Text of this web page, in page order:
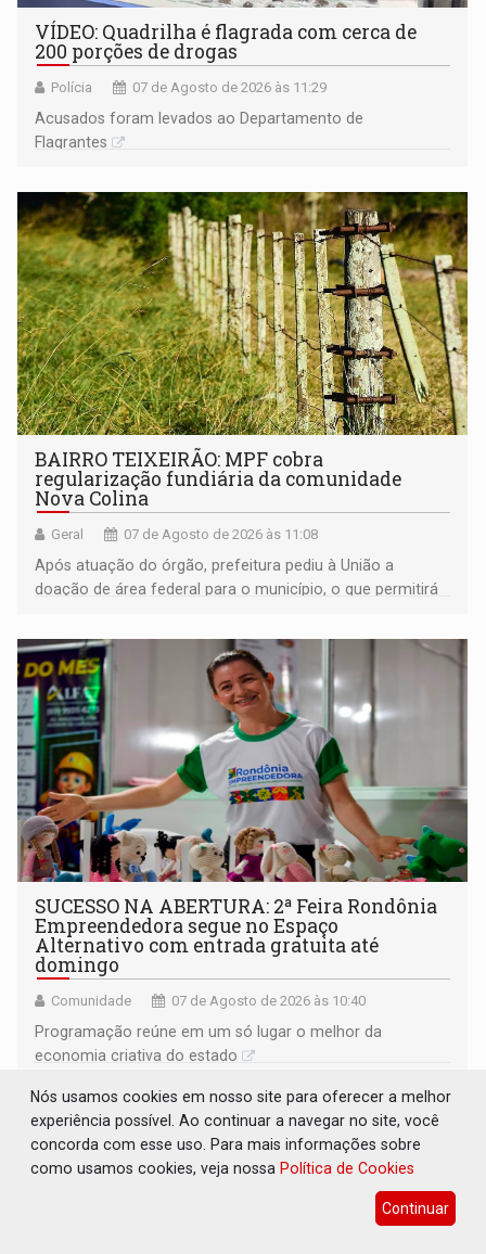
VÍDEO: Quadrilha é flagrada com cerca de
200 porções de drogas
Polícia 07 de Agosto de 2026 às 11:29
Acusados foram levados ao Departamento de
Flagrantes
BAIRRO TEIXEIRÃO: MPF cobra
regularização fundiária da comunidade
Nova Colina
Geral 07 de Agosto de 2026 às 11:08
Após atuação do órgão, prefeitura pediu à União a
doação de área federal para o município, o que permitirá
SUCESSO NA ABERTURA: 2ª Feira Rondônia
Empreendedora segue no Espaço
Alternativo com entrada gratuita até
domingo
Comunidade 07 de Agosto de 2026 às 10:40
Programação reúne em um só lugar o melhor da
economia criativa do estado
Nós usamos cookies em nosso site para oferecer a melhor
experiência possível. Ao continuar a navegar no site, você
concorda com esse uso. Para mais informações sobre
como usamos cookies, veja nossa Política de Cookies
Continuar